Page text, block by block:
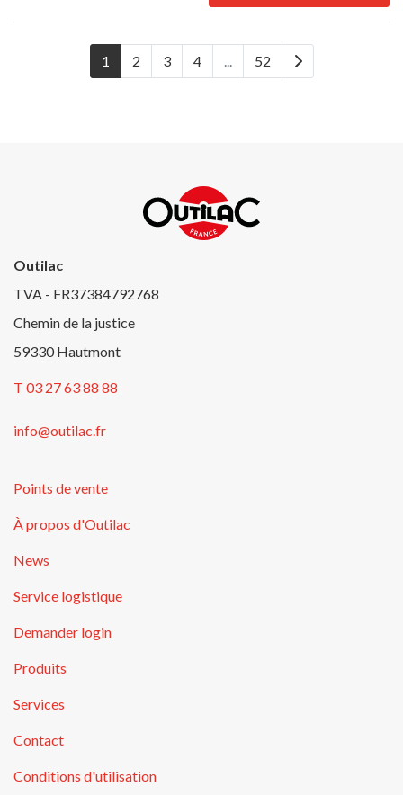
1 2 3 4 ... 52
Outilac
TVA - FR37384792768
Chemin de la justice
59330 Hautmont
T 03 27 63 88 88
info@outilac.fr
Points de vente
À propos d'Outilac
News
Service logistique
Demander login
Produits
Services
Contact
Conditions d'utilisation